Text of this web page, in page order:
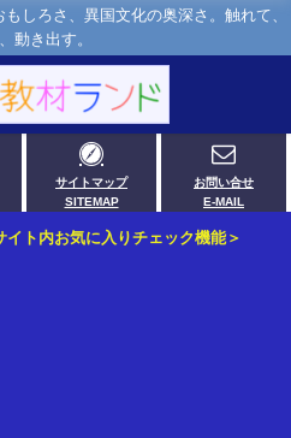
しろさ、異国文化の奥深さ。触れて、
動き出す。
サイトマップ
SITEMAP
お問い合せ
E-MAIL
イト内お気に入りチェック機能＞